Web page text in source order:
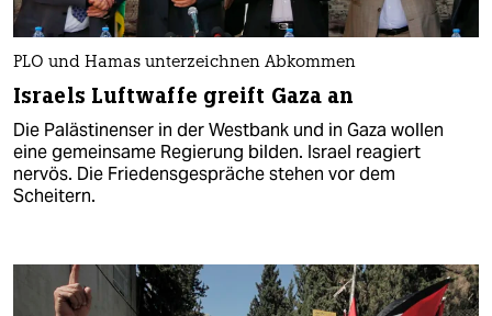
PLO und Hamas unterzeichnen Abkommen
Israels Luftwaffe greift Gaza an
Die Palästinenser in der Westbank und in Gaza wollen
eine gemeinsame Regierung bilden. Israel reagiert
nervös. Die Friedensgespräche stehen vor dem
Scheitern.